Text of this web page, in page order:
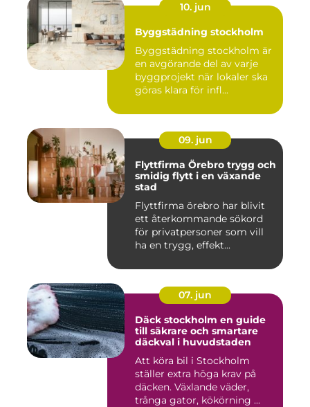
10. jun
Byggstädning stockholm
Byggstädning stockholm är
en avgörande del av varje
byggprojekt när lokaler ska
göras klara för infl...
09. jun
Flyttfirma Örebro trygg och
smidig flytt i en växande
stad
Flyttfirma örebro har blivit
ett återkommande sökord
för privatpersoner som vill
ha en trygg, effekt...
07. jun
Däck stockholm en guide
till säkrare och smartare
däckval i huvudstaden
Att köra bil i Stockholm
ställer extra höga krav på
däcken. Växlande väder,
trånga gator, kökörning ...